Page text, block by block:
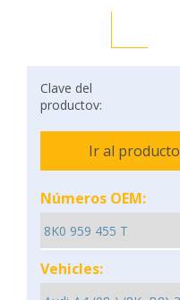
Clave del
productov:
Ir al producto
Números OEM:
Vehicles: